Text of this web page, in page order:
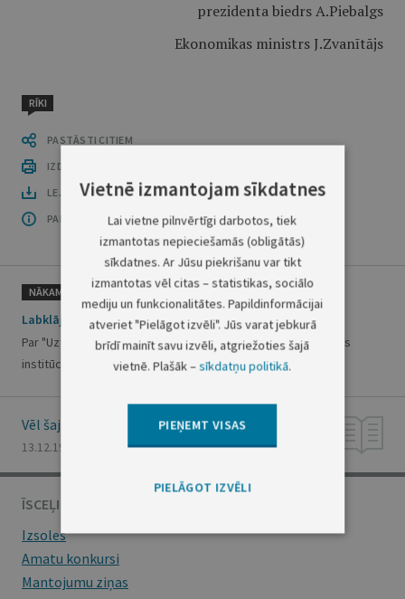
prezidenta biedrs A.Piebalgs
Ekonomikas ministrs J.Zvanītājs
RĪKI
PASTĀSTI CITIEM
IZDRUKĀT PUBLIKĀCIJU
LEJUPLĀDĒT LAIDIENU (PDF)
PAR OFICIĀLO IZDEVUMU
NĀKAMAIS
Labklājības ministrijas rīkojums Nr.230
Par "Uzticības personu ievēlēšanas un divpusējas sadarbības
institūciju darbības noteikumiem"
Vēl šajā numurā
13.12.1994., Nr. 145
ĪSCEĻI
Izsoles
Amatu konkursi
Mantojumu ziņas
Vietnē izmantojam sīkdatnes
Lai vietne pilnvērtīgi darbotos, tiek
izmantotas nepieciešamās (obligātās)
sīkdatnes. Ar Jūsu piekrišanu var tikt
izmantotas vēl citas – statistikas, sociālo
mediju un funkcionalitātes. Papildinformācijai
atveriet "Pielāgot izvēli". Jūs varat jebkurā
brīdī mainīt savu izvēli, atgriežoties šajā
vietnē. Plašāk –sīkdatņu politikā.
PIEŅEMT VISAS
PIELĀGOT IZVĒLI